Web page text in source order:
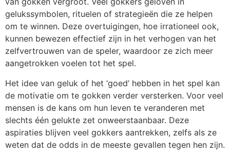
gelukssymbolen, rituelen of strategieën die ze helpen
om te winnen. Deze overtuigingen, hoe irrationeel ook,
kunnen bewezen effectief zijn in het verhogen van het
zelfvertrouwen van de speler, waardoor ze zich meer
aangetrokken voelen tot het spel.
Het idee van geluk of het ‘goed’ hebben in het spel kan
de motivatie om te gokken verder versterken. Voor veel
mensen is de kans om hun leven te veranderen met
slechts één gelukte zet onweerstaanbaar. Deze
aspiraties blijven veel gokkers aantrekken, zelfs als ze
weten dat de odds in de meeste gevallen tegen hen zijn.